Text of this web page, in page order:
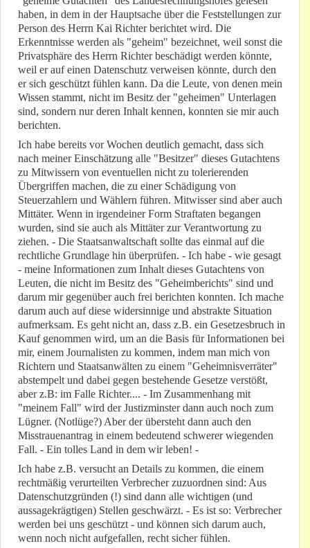
haben, in dem in der Hauptsache über die Feststellungen zur
Person des Herrn Kai Richter berichtet wird. Die
Erkenntnisse werden als "geheim" bezeichnet, weil sonst die
Privatsphäre des Herrn Richter beschädigt werden könnte,
weil er auf einen Datenschutz verweisen könnte, durch den
er sich geschützt fühlen kann. Da die Leute, von denen mein
Wissen stammt, nicht im Besitz der "geheimen" Unterlagen
sind, sondern nur deren Inhalt kennen, konnten sie mir auch
berichten.
Ich habe bereits vor Wochen deutlich gemacht, dass sich
nach meiner Einschätzung alle "Besitzer" dieses Gutachtens
zu Mitwissern von eventuellen nicht zu tolerierenden
Übergriffen machen, die zu einer Schädigung von
Steuerzahlern und Wählern führen. Mitwisser sind aber auch
Mittäter. Wenn in irgendeiner Form Straftaten begangen
wurden, sind sie auch als Mittäter zur Verantwortung zu
ziehen. - Die Staatsanwaltschaft sollte das einmal auf die
rechtliche Grundlage hin überprüfen. - Ich habe - wie gesagt
- meine Informationen zum Inhalt dieses Gutachtens von
Leuten, die nicht im Besitz des "Geheimberichts" sind und
darum mir gegenüber auch frei berichten konnten. Ich mache
darum auch auf diese widersinnige und abstrakte Situation
aufmerksam. Es geht nicht an, dass z.B. ein Gesetzesbruch in
Kauf genommen wird, um an die Basis für Informationen bei
mir, einem Journalisten zu kommen, indem man mich von
Richtern und Staatsanwälten zu einem "Geheimnisverräter"
abstempelt und dabei gegen bestehende Gesetze verstößt,
aber z.B: im Falle Richter.... - Im Zusammenhang mit
"meinem Fall" wird der Justizminster dann auch noch zum
Lügner. (Notlüge?) Aber der übersteht dann auch den
Misstrauenantrag in einem bedeutend schwerer wiegenden
Fall. - Ein tolles Land in dem wir leben! -
Ich habe z.B. versucht an Details zu kommen, die einem
rechtmäßig verurteilten Verbrecher zuzuordnen sind: Aus
Datenschutzgründen (!) sind dann alle wichtigen (und
aussagekrägtigen) Stellen geschwärzt. - Es ist so: Verbrecher
werden bei uns geschützt - und können sich darum auch,
wenn noch nicht aufgefallen, recht sicher fühlen.